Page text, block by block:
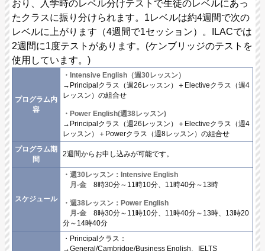
おり、入学時のレベル分けテストで生徒のレベルにあっ
たクラスに振り分けられます。1レベルは約4週間で次の
レベルに上がります（4週間で1セッション）。ILACでは
2週間に1度テストがあります。(ケンブリッジのテストを
使用しています。)
プログラム内
容
・Intensive English（週30レッスン）
→Principalクラス（週26レッスン）＋Electiveクラス（週4
レッスン）の組合せ
・Power English(週38レッスン)
→Principalクラス（週26レッスン）＋Electiveクラス（週4
レッスン）＋Powerクラス（週8レッスン）の組合せ
プログラム期
間
2週間からお申し込みが可能です。
スケジュール
・週30レッスン：Intensive English
月-金 8時30分～11時10分、11時40分～13時
・週38レッスン：Power English
月-金 8時30分～11時10分、11時40分～13時、13時20
分～14時40分
・Principalクラス：
→General/Cambridge/Business English、IELTS